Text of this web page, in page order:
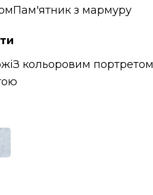
Пам'ятник з мармуру
З кольоровим портретом